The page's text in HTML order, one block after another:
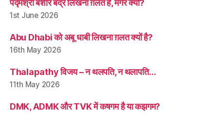
पद्मश्री बशीर बद्र लिखना ग़लत है, मगर क्यों?
1st June 2026
Abu Dhabi को अबू धाबी लिखना ग़लत क्यों है?
16th May 2026
Thalapathy विजय – न थलपति, न थलापति…
11th May 2026
DMK, ADMK और TVK में कषगम है या कझगम?